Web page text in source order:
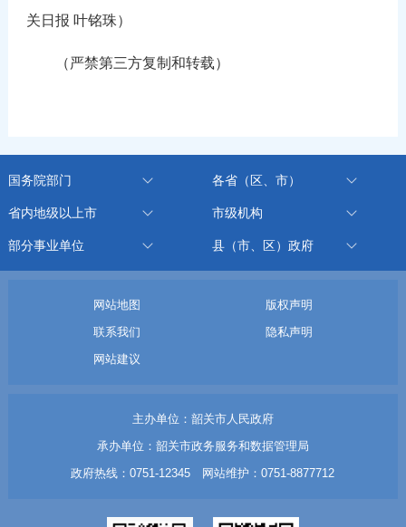
关日报 叶铭珠）
（严禁第三方复制和转载）
国务院部门 各省（区、市）
省内地级以上市 市级机构
部分事业单位 县（市、区）政府
网站地图
版权声明
联系我们
隐私声明
网站建议
主办单位：韶关市人民政府
承办单位：韶关市政务服务和数据管理局
政府热线：0751-12345 网站维护：0751-8877712